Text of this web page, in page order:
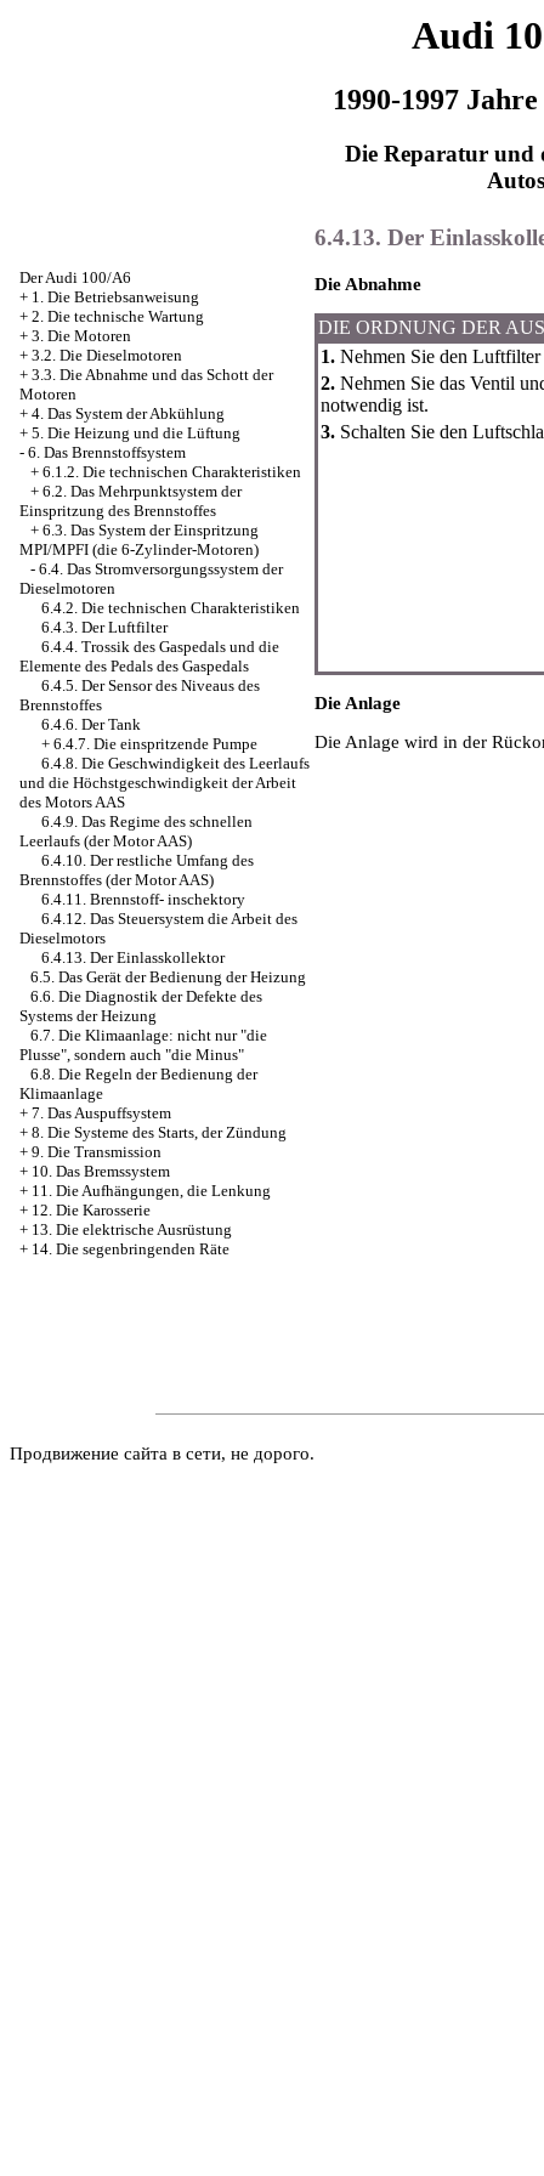
Audi
1990-1997
Die Reparatur und
Autos
Der Audi 100/A6
+ 1. Die Betriebsanweisung
+ 2. Die technische Wartung
+ 3. Die Motoren
+ 3.2. Die Dieselmotoren
+ 3.3. Die Abnahme und das Schott der
Motoren
+ 4. Das System der Abkühlung
+ 5. Die Heizung und die Lüftung
- 6. Das Brennstoffsystem
+ 6.1.2. Die technischen Charakteristiken
+ 6.2. Das Mehrpunktsystem der
Einspritzung des Brennstoffes
+ 6.3. Das System der Einspritzung
MPI/MPFI (die 6-Zylinder-Motoren)
- 6.4. Das Stromversorgungssystem der
Dieselmotoren
6.4.2. Die technischen Charakteristiken
6.4.3. Der Luftfilter
6.4.4. Trossik des Gaspedals und die
Elemente des Pedals des Gaspedals
6.4.5. Der Sensor des Niveaus des
Brennstoffes
6.4.6. Der Tank
+ 6.4.7. Die einspritzende Pumpe
6.4.8. Die Geschwindigkeit des Leerlaufs
und die Höchstgeschwindigkeit der Arbeit
des Motors AAS
6.4.9. Das Regime des schnellen
Leerlaufs (der Motor AAS)
6.4.10. Der restliche Umfang des
Brennstoffes (der Motor AAS)
6.4.11. Brennstoff- inschektory
6.4.12. Das Steuersystem die Arbeit des
Dieselmotors
6.4.13. Der Einlasskollektor
6.5. Das Gerät der Bedienung der Heizung
6.6. Die Diagnostik der Defekte des
Systems der Heizung
6.7. Die Klimaanlage: nicht nur "die
Plusse", sondern auch "die Minus"
6.8. Die Regeln der Bedienung der
Klimaanlage
+ 7. Das Auspuffsystem
+ 8. Die Systeme des Starts, der Zündung
+ 9. Die Transmission
+ 10. Das Bremssystem
+ 11. Die Aufhängungen, die Lenkung
+ 12. Die Karosserie
+ 13. Die elektrische Ausrüstung
+ 14. Die segenbringenden Räte
6.4.13. Der
Die Abnahme
DIE ORDNUNG DER
1. Nehmen Sie den Luftfilter
2. Nehmen Sie das Ventil
notwendig ist.
3. Schalten Sie den
Die Anlage
Die Anlage wird in der
Продвижение сайта в сети, не дорого.